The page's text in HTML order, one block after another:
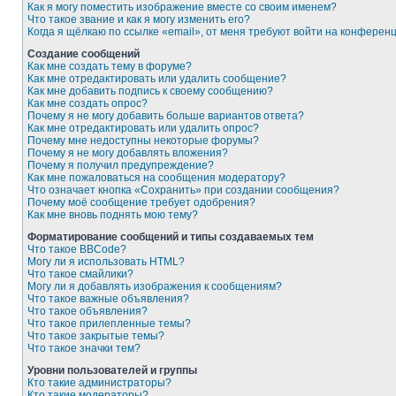
Как я могу поместить изображение вместе со своим именем?
Что такое звание и как я могу изменить его?
Когда я щёлкаю по ссылке «email», от меня требуют войти на
Создание сообщений
Как мне создать тему в форуме?
Как мне отредактировать или удалить сообщение?
Как мне добавить подпись к своему сообщению?
Как мне создать опрос?
Почему я не могу добавить больше вариантов ответа?
Как мне отредактировать или удалить опрос?
Почему мне недоступны некоторые форумы?
Почему я не могу добавлять вложения?
Почему я получил предупреждение?
Как мне пожаловаться на сообщения модератору?
Что означает кнопка «Сохранить» при создании сообщения?
Почему моё сообщение требует одобрения?
Как мне вновь поднять мою тему?
Форматирование сообщений и типы создаваемых тем
Что такое BBCode?
Могу ли я использовать HTML?
Что такое смайлики?
Могу ли я добавлять изображения к сообщениям?
Что такое важные объявления?
Что такое объявления?
Что такое прилепленные темы?
Что такое закрытые темы?
Что такое значки тем?
Уровни пользователей и группы
Кто такие администраторы?